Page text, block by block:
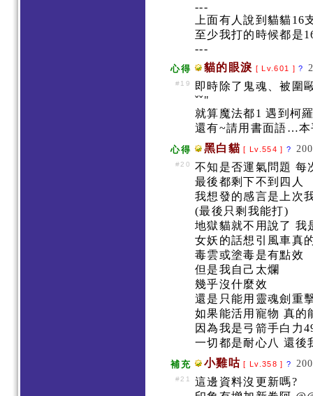
---
上面有人說到貓貓
至少我打的時候都是
---
心得 貓的眼淚 [ Lv.601 ]?
#19
即時除了鬼魂、被圍
ˇˇ"
就算魔法都1 遇到柯
還有~請用書面語…本
心得 黑白貓 [ Lv.554 ] ?
#20
不知是否運氣問題
最後都剩下不到四人
我想發的感言是上次
(最後只剩我能打)
地獄貓就不用說了
女妖的話想引風車真
毒雲或塗毒是有點效
但是我自己太爛
幾乎沒什麼效
還是只能用靈魂劍重
如果能活用寵物 真
因為我是弓箭手白力
一切都是耐心八 還後
補充 小雞咕 [ Lv.358 ] ?
#21
這邊資料沒更新嗎?